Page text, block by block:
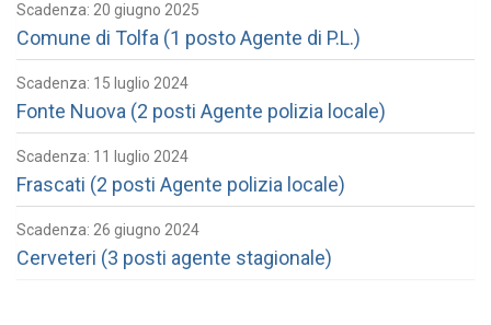
Scadenza: 20 giugno 2025
Comune di Tolfa (1 posto Agente di P.L.)
Scadenza: 15 luglio 2024
Fonte Nuova (2 posti Agente polizia locale)
Scadenza: 11 luglio 2024
Frascati (2 posti Agente polizia locale)
Scadenza: 26 giugno 2024
Cerveteri (3 posti agente stagionale)